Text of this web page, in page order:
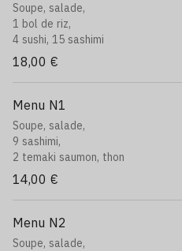
Soupe, salade,
1 bol de riz,
4 sushi, 15 sashimi
18,00 €
Menu N1
Soupe, salade,
9 sashimi,
2 temaki saumon, thon
14,00 €
Menu N2
Soupe, salade,